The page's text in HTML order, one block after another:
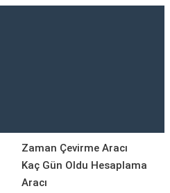
Zaman Çevirme Aracı
Kaç Gün Oldu Hesaplama
Aracı